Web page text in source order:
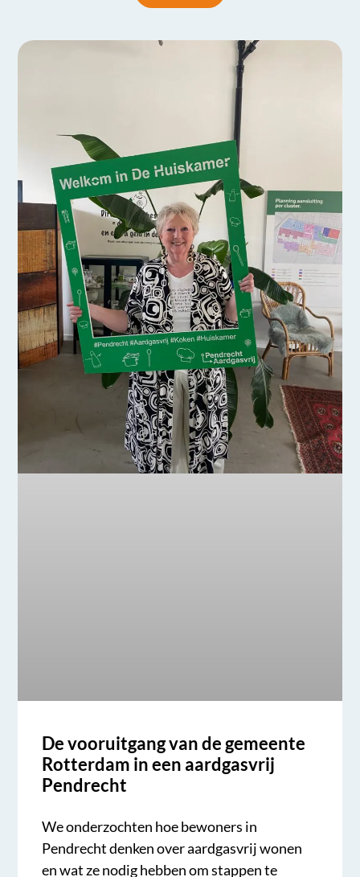
De vooruitgang van de gemeente
Rotterdam in een aardgasvrij
Pendrecht
We onderzochten hoe bewoners in
Pendrecht denken over aardgasvrij wonen
en wat ze nodig hebben om stappen te